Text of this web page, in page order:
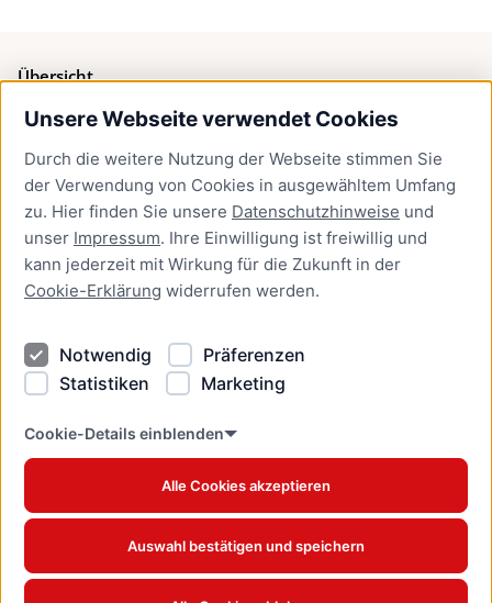
Unsere Webseite verwendet Cookies
Durch die weitere Nutzung der Webseite stimmen Sie
der Verwendung von Cookies in ausgewähltem Umfang
zu. Hier finden Sie unsere Datenschutzhinweise und
unser Impressum. Ihre Einwilligung ist freiwillig und
kann jederzeit mit Wirkung für die Zukunft in der
Cookie-Erklärung widerrufen werden.
Notwendig
Präferenzen
Statistiken
Marketing
Cookie-Details einblenden
Alle Cookies akzeptieren
Auswahl bestätigen und speichern
Übersicht
Bürgerservice
Presse
Newsletter Lübeck:kompakt
Kontakt
Kontakt
Datenschutzhinweise
Barrierefreiheit
Cookie Erklärung
www.luebeck.de